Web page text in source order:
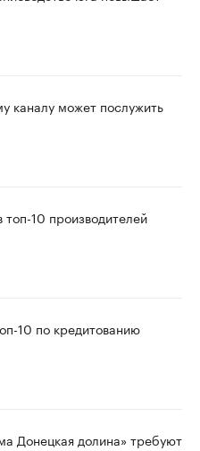
каналу может послужить
10 производителей
10 по кредитованию
Донецкая долина» требуют